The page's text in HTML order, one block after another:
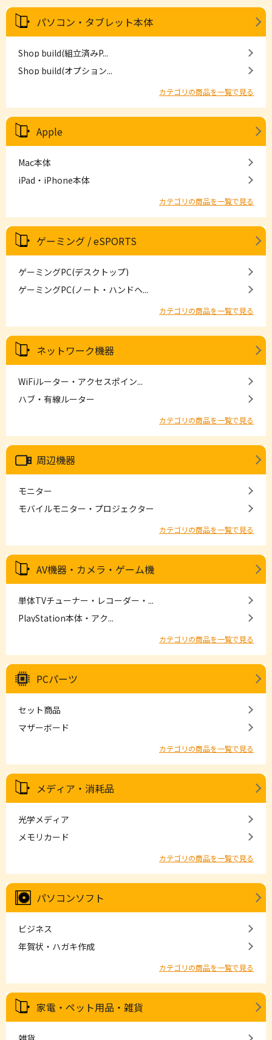
パソコン・タブレット本体
Shop build(組立済みP...
Shop build(オプション...
カテゴリの商品を一覧で見る
Apple
Mac本体
iPad・iPhone本体
カテゴリの商品を一覧で見る
ゲーミング / eSPORTS
ゲーミングPC(デスクトップ)
ゲーミングPC(ノート・ハンドヘ...
カテゴリの商品を一覧で見る
ネットワーク機器
WiFiルーター・アクセスポイン...
ハブ・有線ルーター
カテゴリの商品を一覧で見る
周辺機器
モニター
モバイルモニター・プロジェクター
カテゴリの商品を一覧で見る
AV機器・カメラ・ゲーム機
単体TVチューナー・レコーダー・...
PlayStation本体・アク...
カテゴリの商品を一覧で見る
PCパーツ
セット商品
マザーボード
カテゴリの商品を一覧で見る
メディア・消耗品
光学メディア
メモリカード
カテゴリの商品を一覧で見る
パソコンソフト
ビジネス
年賀状・ハガキ作成
カテゴリの商品を一覧で見る
家電・ペット用品・雑貨